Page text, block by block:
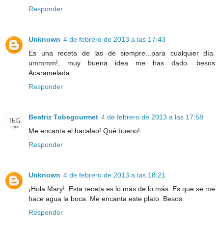
Responder
Unknown 4 de febrero de 2013 a las 17:43
Es una receta de las de siempre...para cualquier día.
ummmm!, muy buena idea me has dado. besos
Acaramelada
Responder
Beatriz Tobegourmet 4 de febrero de 2013 a las 17:58
Me encanta el bacalao! Qué bueno!
Responder
Unknown 4 de febrero de 2013 a las 18:21
¡Hola Mary!. Esta receta es lo más de lo más. Es que se me
hace agua la boca. Me encanta este plato. Besos.
Responder